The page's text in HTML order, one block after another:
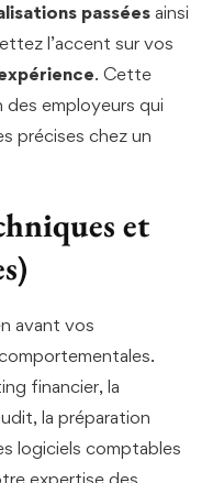
passéesainsi
l’accent sur vos
. Cette
employeurs qui
précises chez un
et
avant vos
financier, la
la préparation
logiciels comptables